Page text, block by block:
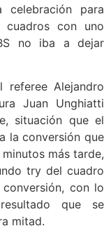
para
cuadros con uno
no iba a dejar
referee Alejandro
Juan Unghiatti
situación que el
la conversión que
más tarde,
try del cuadro
con lo
que se
mitad.